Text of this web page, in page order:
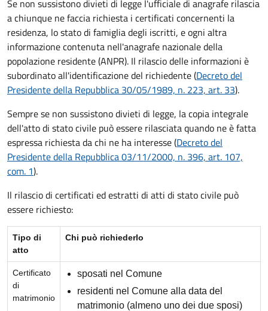
Se non sussistono divieti di legge l'ufficiale di anagrafe rilascia
a chiunque ne faccia richiesta i certificati concernenti la
residenza, lo stato di famiglia degli iscritti, e ogni altra
informazione contenuta nell'anagrafe nazionale della
popolazione residente (ANPR). Il rilascio delle informazioni è
subordinato all'identificazione del richiedente (Decreto del
Presidente della Repubblica 30/05/1989, n. 223, art. 33).
Sempre se non sussistono divieti di legge, la copia integrale
dell'atto di stato civile può essere rilasciata quando ne è fatta
espressa richiesta da chi ne ha interesse (Decreto del
Presidente della Repubblica 03/11/2000, n. 396, art. 107,
com. 1).
Il rilascio di certificati ed estratti di atti di stato civile può
essere richiesto:
Tipo di
atto
Chi può richiederlo
Certificato
di
matrimonio
sposati nel Comune
residenti nel Comune alla data del
matrimonio (almeno uno dei due sposi)